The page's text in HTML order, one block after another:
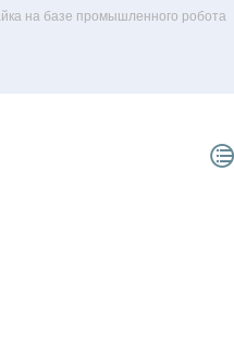
на базе промышленного робота